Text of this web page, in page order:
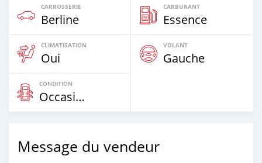
CARROSSERIE
Berline
CARBURANT
Essence
CLIMATISATION
Oui
VOLANT
Gauche
CONDITION
Occasion
Message du vendeur